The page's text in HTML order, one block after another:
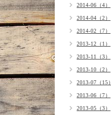
2014-06（4）
2014-04（2）
2014-02（7）
2013-12（1）
2013-11（3）
2013-10（2）
2013-07（15）
2013-06（7）
2013-05（3）